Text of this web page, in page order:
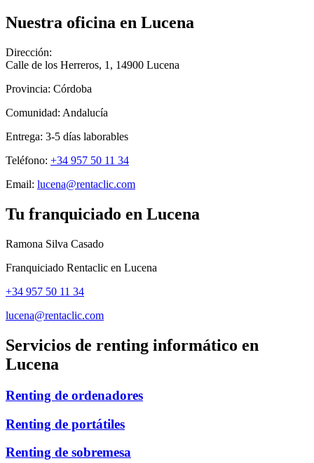
Nuestra oficina en Lucena
Dirección:
Calle de los Herreros, 1 , 14900 Lucena
Provincia: Córdoba
Comunidad: Andalucía
Entrega: 3-5 días laborables
Teléfono: +34 957 50 11 34
Email: lucena@rentaclic.com
Tu franquiciado en Lucena
Ramona Silva Casado
Franquiciado Rentaclic en Lucena
+34 957 50 11 34
lucena@rentaclic.com
Servicios de renting informático en
Lucena
Renting de ordenadores
Renting de portátiles
Renting de sobremesa